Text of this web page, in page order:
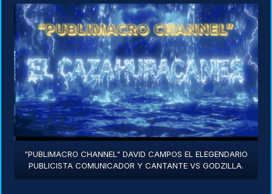
"PUBLIMACRO CHANNEL" DAVID CAMPOS EL ELEGENDARIO
PUBLICISTA COMUNICADOR Y CANTANTE VS GODZILLA.